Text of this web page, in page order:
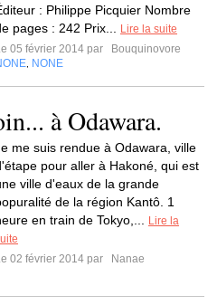
: Philippe Picquier Nombre
pages : 242 Prix...
Lire la suite
05 février 2014 par
Bouquinovore
NONE
à Odawara.
me suis rendue à Odawara, ville
pour aller à Hakoné, qui est
ville d'eaux de la grande
de la région Kantô. 1
en train de Tokyo,...
Lire la
02 février 2014 par
Nanae